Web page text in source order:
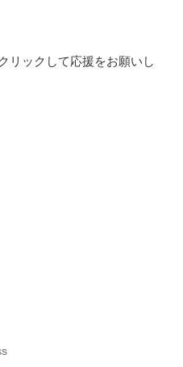
リックして応援をお願いし